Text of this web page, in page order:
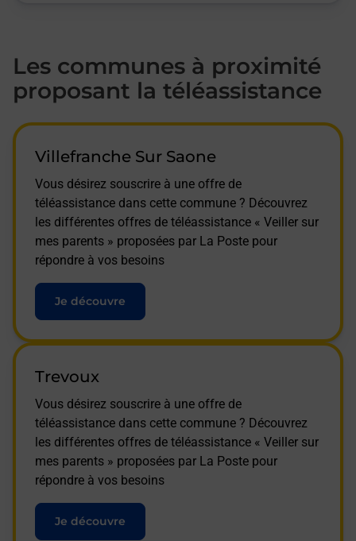
Les communes à proximité
proposant la téléassistance
Villefranche Sur Saone
Vous désirez souscrire à une offre de
téléassistance dans cette commune ? Découvrez
les différentes offres de téléassistance « Veiller sur
mes parents » proposées par La Poste pour
répondre à vos besoins
Je découvre
Trevoux
Vous désirez souscrire à une offre de
téléassistance dans cette commune ? Découvrez
les différentes offres de téléassistance « Veiller sur
mes parents » proposées par La Poste pour
répondre à vos besoins
Je découvre